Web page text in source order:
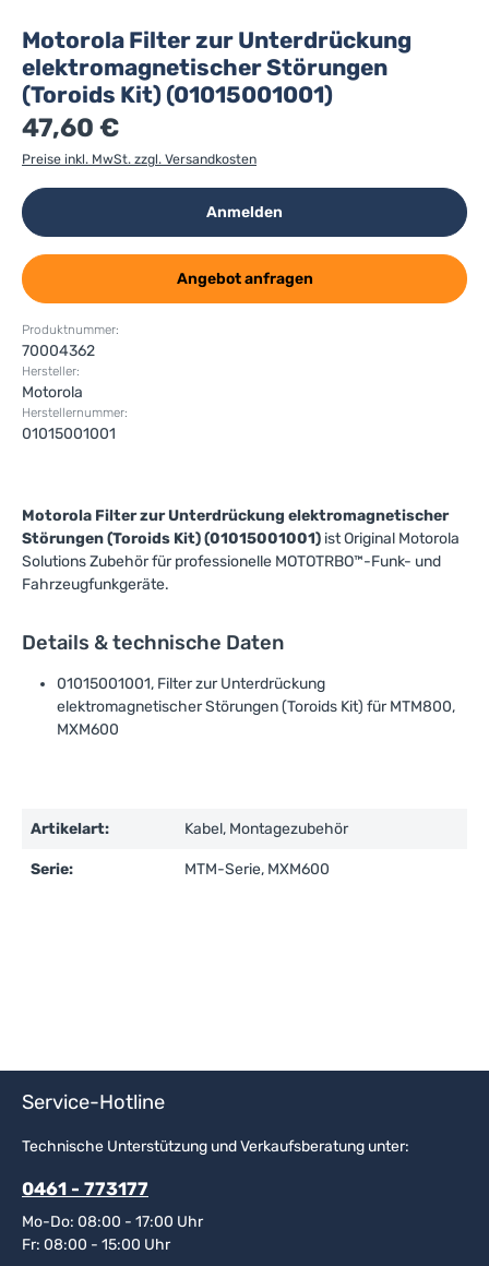
Motorola Filter zur Unterdrückung
elektromagnetischer Störungen
(Toroids Kit) (01015001001)
47,60 €
Preise inkl. MwSt. zzgl. Versandkosten
Anmelden
Angebot anfragen
Produktnummer:
70004362
Hersteller:
Motorola
Herstellernummer:
01015001001
Motorola Filter zur Unterdrückung elektromagnetischer
Störungen (Toroids Kit) (01015001001) ist Original Motorola
Solutions Zubehör für professionelle MOTOTRBO™-Funk- und
Fahrzeugfunkgeräte.
Details & technische Daten
01015001001, Filter zur Unterdrückung
elektromagnetischer Störungen (Toroids Kit) für MTM800,
MXM600
Artikelart: Kabel, Montagezubehör
Serie: MTM-Serie, MXM600
Service-Hotline
Technische Unterstützung und Verkaufsberatung unter:
0461 - 773177
Mo-Do: 08:00 - 17:00 Uhr
Fr: 08:00 - 15:00 Uhr